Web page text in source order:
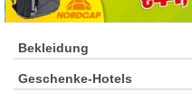
Bekleidung
Geschenke-Hotels